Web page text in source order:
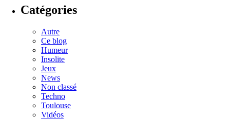
Catégories
Autre
Ce blog
Humeur
Insolite
Jeux
News
Non classé
Techno
Toulouse
Vidéos